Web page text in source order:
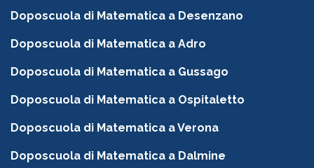
Doposcuola di Matematica a Desenzano
Doposcuola di Matematica a Adro
Doposcuola di Matematica a Gussago
Doposcuola di Matematica a Ospitaletto
Doposcuola di Matematica a Verona
Doposcuola di Matematica a Dalmine